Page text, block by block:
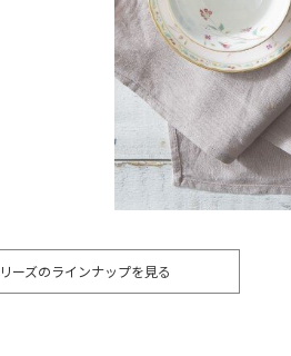
ーズのラインナップを見る